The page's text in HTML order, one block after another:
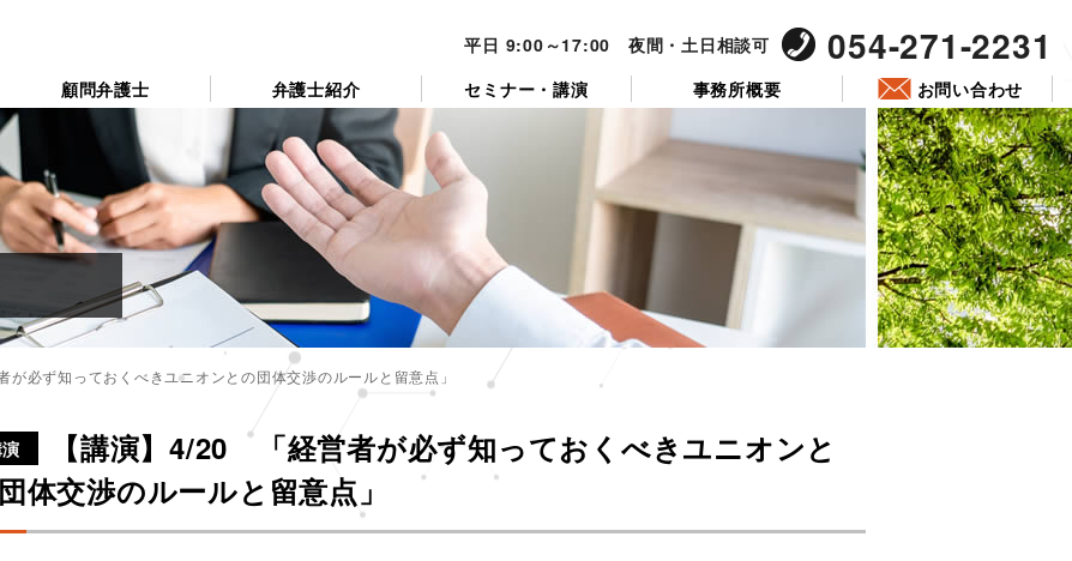
平日 9:00～17:00 夜間・土日相談可 054-271-2231
顧問弁護士 弁護士紹介 セミナー・講演 事務所概要 お問い合わせ
必ず知っておくべきユニオンとの団体交渉のルールと留意点」
【講演】4/20 「経営者が必ず知っておくべきユニオンと
体交渉のルールと留意点」
日: